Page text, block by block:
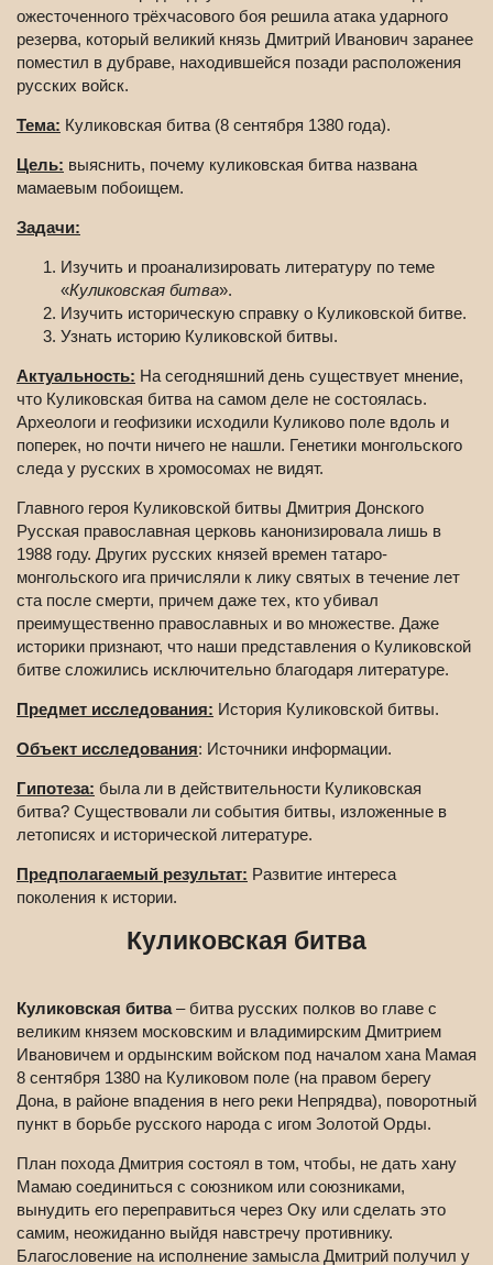
ожесточенного трёхчасового боя решила атака ударного
резерва, который великий князь Дмитрий Иванович заранее
поместил в дубраве, находившейся позади расположения
русских войск.
Тема: Куликовская битва (8 сентября 1380 года).
Цель: выяснить, почему куликовская битва названа
мамаевым побоищем.
Задачи:
Изучить и проанализировать литературу по теме
«Куликовская битва».
Изучить историческую справку о Куликовской битве.
Узнать историю Куликовской битвы.
Актуальность: На сегодняшний день существует мнение,
что Куликовская битва на самом деле не состоялась.
Археологи и геофизики исходили Куликово поле вдоль и
поперек, но почти ничего не нашли. Генетики монгольского
следа у русских в хромосомах не видят.
Главного героя Куликовской битвы Дмитрия Донского
Русская православная церковь канонизировала лишь в
1988 году. Других русских князей времен татаро-
монгольского ига причисляли к лику святых в течение лет
ста после смерти, причем даже тех, кто убивал
преимущественно православных и во множестве. Даже
историки признают, что наши представления о Куликовской
битве сложились исключительно благодаря литературе.
Предмет исследования: История Куликовской битвы.
Объект исследования: Источники информации.
Гипотеза: была ли в действительности Куликовская
битва? Существовали ли события битвы, изложенные в
летописях и исторической литературе.
Предполагаемый результат: Развитие интереса
поколения к истории.
Куликовская битва
Куликовская битва– битва русских полков во главе с
великим князем московским и владимирским Дмитрием
Ивановичем и ордынским войском под началом хана Мамая
8 сентября 1380 на Куликовом поле (на правом берегу
Дона, в районе впадения в него реки Непрядва), поворотный
пункт в борьбе русского народа с игом Золотой Орды.
План похода Дмитрия состоял в том, чтобы, не дать хану
Мамаю соединиться с союзником или союзниками,
вынудить его переправиться через Оку или сделать это
самим, неожиданно выйдя навстречу противнику.
Благословение на исполнение замысла Дмитрий получил у